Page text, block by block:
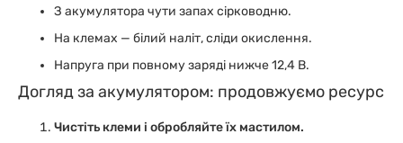
З акумулятора чути запах сірководню.
На клемах — білий наліт, сліди окислення.
Напруга при повному заряді нижче 12,4 В.
Догляд за акумулятором: продовжуємо ресурс
Чистіть клеми і обробляйте їх мастилом.